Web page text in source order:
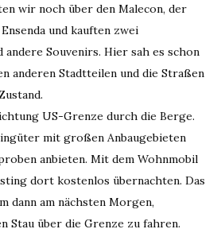
wir noch über den Malecon, der
und kauften zwei
andere Souvenirs. Hier sah es schon
anderen Stadtteilen und die Straßen
US-Grenze durch die Berge.
mit großen Anbaugebieten
anbieten. Mit dem Wohnmobil
dort kostenlos übernachten. Das
dann am nächsten Morgen,
Stau über die Grenze zu fahren.